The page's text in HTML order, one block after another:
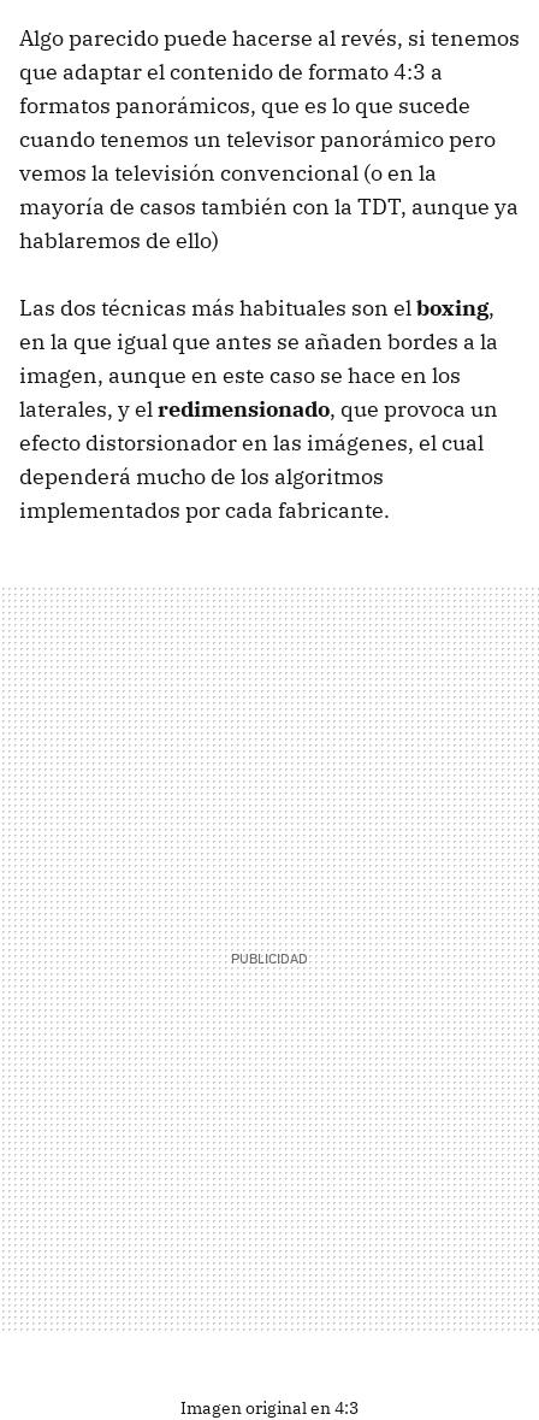
Algo parecido puede hacerse al revés, si tenemos
que adaptar el contenido de formato 4:3 a
formatos panorámicos, que es lo que sucede
cuando tenemos un televisor panorámico pero
vemos la televisión convencional (o en la
mayoría de casos también con la TDT, aunque ya
hablaremos de ello)
Las dos técnicas más habituales son el boxing,
en la que igual que antes se añaden bordes a la
imagen, aunque en este caso se hace en los
laterales, y el redimensionado, que provoca un
efecto distorsionador en las imágenes, el cual
dependerá mucho de los algoritmos
implementados por cada fabricante.
Imagen original en 4:3